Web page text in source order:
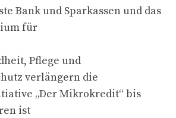
Bank und Sparkassen und das
für
Pflege und
verlängern die
„Der Mikrokredit“ bis
ist